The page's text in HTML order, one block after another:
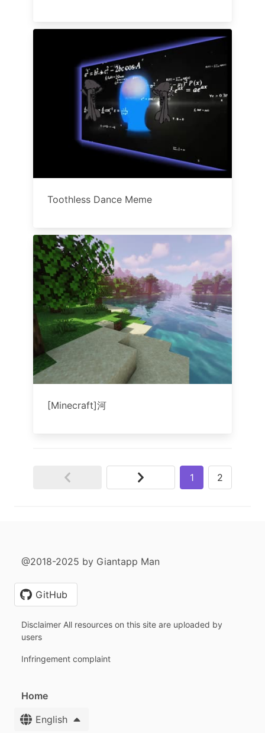
Toothless Dance Meme
[Minecraft]河
1 2
@2018-2025 by Giantapp Man
GitHub
Disclaimer All resources on this site are uploaded by
users
Infringement complaint
Home
English